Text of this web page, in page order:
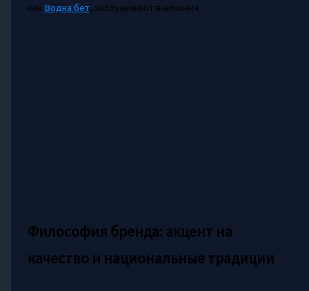
как Водка бет, заслуживают внимания.
Философия бренда: акцент на
качество и национальные традиции